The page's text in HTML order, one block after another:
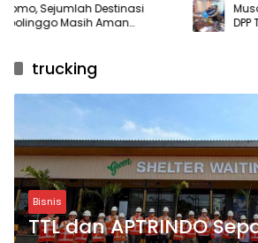
Sejumlah Destinasi
Masih Aman
Musda
DPP
Ketua
trucking
Bisnis
TTL dan APTRINDO